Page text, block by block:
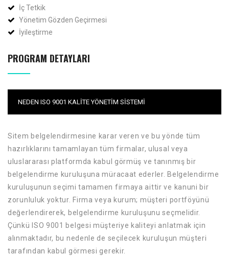
​İç Tetkik​
Yönetim Gözden Geçirmesi
İyileştirme
PROGRAM DETAYLARI
NEDEN ISO 9001 KALITE YÖNETIM SISTEMI
Sitem belgelendirmesine karar veren ve bu yönde tüm
hazırlıklarını tamamlayan tüm firmalar, ulusal veya
uluslararası platformda kabul görmüş ve tanınmış bir
belgelendirme kuruluşuna müracaat ederler. Belgelendirme
kuruluşunun seçimi tamamen firmaya aittir ve kanuni bir
zorunluluk yoktur. Firma veya kurum; müşteri portföyünü
değerlendirerek, belgelendirme kuruluşunu seçmelidir.
Çünkü ISO 9001 belgesi müşteriye kaliteyi anlatmak için
alınmaktadır, bu nedenle de seçilecek kuruluşun müşteri
tarafından kabul görmesi gerekir.